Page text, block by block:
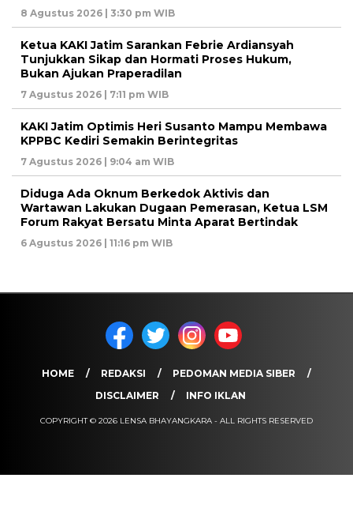
8 Agustus 2026 | 3:30 pm WIB
Ketua KAKI Jatim Sarankan Febrie Ardiansyah
Tunjukkan Sikap dan Hormati Proses Hukum,
Bukan Ajukan Praperadilan
7 Agustus 2026 | 7:11 pm WIB
KAKI Jatim Optimis Heri Susanto Mampu Membawa
KPPBC Kediri Semakin Berintegritas
7 Agustus 2026 | 9:04 am WIB
Diduga Ada Oknum Berkedok Aktivis dan
Wartawan Lakukan Dugaan Pemerasan, Ketua LSM
Forum Rakyat Bersatu Minta Aparat Bertindak
6 Agustus 2026 | 11:16 pm WIB
HOME REDAKSI
PEDOMAN MEDIA SIBER
DISCLAIMER
INFO IKLAN
COPYRIGHT © 2026 LENSA BHAYANGKARA - ALL RIGHTS RESERVED